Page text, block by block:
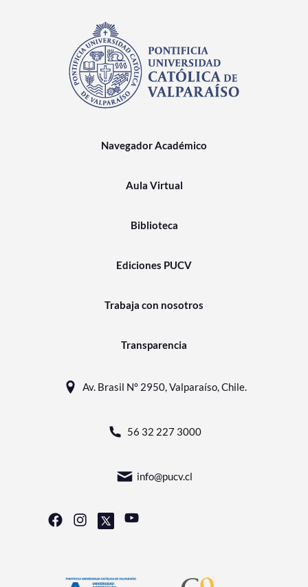
Navegador Académico
Aula Virtual
Biblioteca
Ediciones PUCV
Trabaja con nosotros
Transparencia
Av. Brasil N° 2950, Valparaíso, Chile.
56 32 227 3000
info@pucv.cl